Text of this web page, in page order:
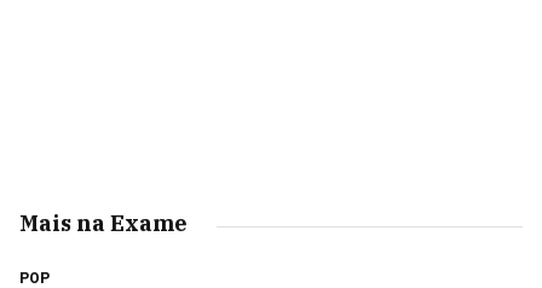
Mais na Exame
POP